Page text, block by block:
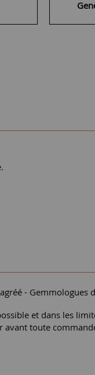
- Gemmologues
et dans les
avant toute